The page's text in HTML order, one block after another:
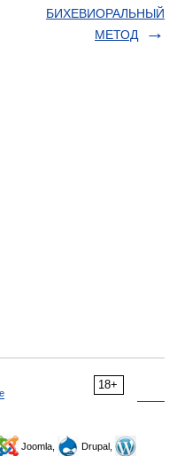
БИХЕВИОРАЛЬНЫЙ
МЕТОД
18+
Joomla,
Drupal,